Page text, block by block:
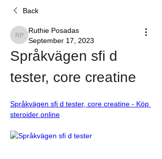
Back
Ruthie Posadas
Ruthie Posadas
September 17, 2023
Språkvägen sfi d
tester, core creatine
Språkvägen sfi d tester, core creatine - Köp
steroider online